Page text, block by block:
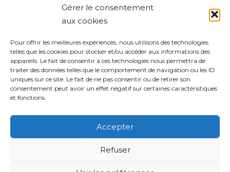
Gérer le consentement
aux cookies
Pour offrir les meilleures expériences, nous utilisons des technologies
telles que les cookies pour stocker et/ou accéder aux informations des
appareils. Le fait de consentir à ces technologies nous permettra de
traiter des données telles que le comportement de navigation ou les ID
uniques sur ce site. Le fait de ne pas consentir ou de retirer son
consentement peut avoir un effet négatif sur certaines caractéristiques
et fonctions.
Accepter
Refuser
Mentions légales
Politique de confidentialité du site
Politique de protection des données de la CPTS
ADP 94